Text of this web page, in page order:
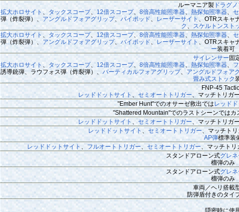
ルーマニア製ドラグノ
拡大ホロサイト 、 タックスコープ、12倍スコープ、 8倍高性能照準器、 熱探知照準器、
弾（炸裂弾）、 アングルドフォアグリップ、バイポッド、 レーザーサイト 、OTRスキャ
ク、 スケルトンスト
拡大ホロサイト 、 タックスコープ、 12倍スコープ、 8倍高性能照準器、 熱探知照準器、
弾（炸裂弾）、アングルドフォアグリップ、バイポッド、レーザーサイト 、OTRスキャ
ー装着可
サイレンサー固
拡大ホロサイト 、 タックスコープ、12倍スコープ、 8倍高性能照準器、 熱探知照準器、
誘導銃弾、ラウフォス弾（炸裂弾）、バーティカルフォアグリップ、アングルドフォア
畳み式ストック
FNP-45
レッドドットサイト 、 セミオートトリガー、マッチトリガー
"Ember Hunt"でのオサーゼ救出ではレッド
"Shattered Mountain"でのラストシーンでは
レッドドットサイト 、セミオートトリガー、マッチトリガー
レッドドットサイト 、 セミオートトリガー、マッチトリ
AP弾標準装
レッドドットサイト 、 フルオートトリガー、 セミオートトリガー、マッチトリ
スタンドアローン式グレ
榴弾のみ
スタンドアローン式グレ
榴弾のみ
車両／ヘリ搭載
防弾盾付きのタイ
隠密時に使